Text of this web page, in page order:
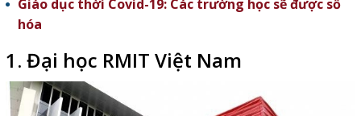
Giáo dục thời Covid-19: Các trường học sẽ được số
hóa
1. Đại học RMIT Việt Nam